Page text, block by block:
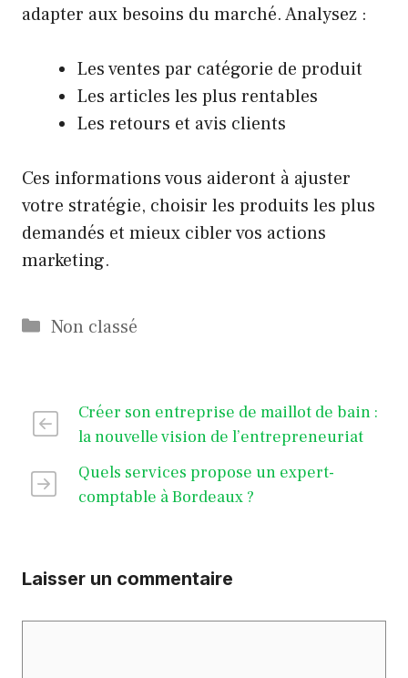
adapter aux besoins du marché. Analysez :
Les ventes par catégorie de produit
Les articles les plus rentables
Les retours et avis clients
Ces informations vous aideront à ajuster
votre stratégie, choisir les produits les plus
demandés et mieux cibler vos actions
marketing.
Catégories
Non classé
Créer son entreprise de maillot de bain :
la nouvelle vision de l’entrepreneuriat
Quels services propose un expert-
comptable à Bordeaux ?
Laisser un commentaire